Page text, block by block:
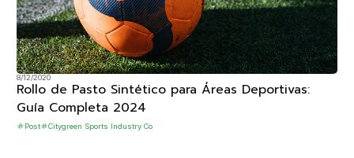
8/12/2020
Rollo de Pasto Sintético para Áreas Deportivas:
Guía Completa 2024
Post Citygreen Sports Industry Co